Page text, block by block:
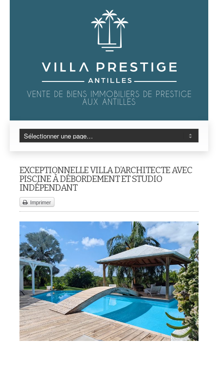
VENTE DE BIENS IMMOBILIERS DE PRESTIGE
AUX ANTILLES
EXCEPTIONNELLE VILLA D’ARCHITECTE AVEC
PISCINE À DÉBORDEMENT ET STUDIO
INDÉPENDANT
Imprimer